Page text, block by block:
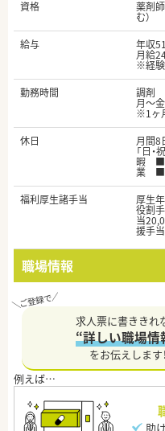
資格
薬剤
む）
給与
年収
月給
※経験
勤務時間
調剤
月〜
※1ヶ
休日
月間
「日
暇 ■
業 ■
福利厚生諸手当
厚生
役割
当
援手
職場情報
求人票に書ききれ
“詳しい職場情
をお伝えします！
助